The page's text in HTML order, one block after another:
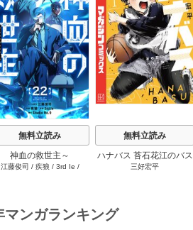
s
無料立読み
神血の救世主～
％を引き当て
江藤俊司 / 疾狼 / 3rd Ie /
無料立読み
ハナバス 苔石花江のバス
ケ論 7巻
三好宏平
マンガランキング